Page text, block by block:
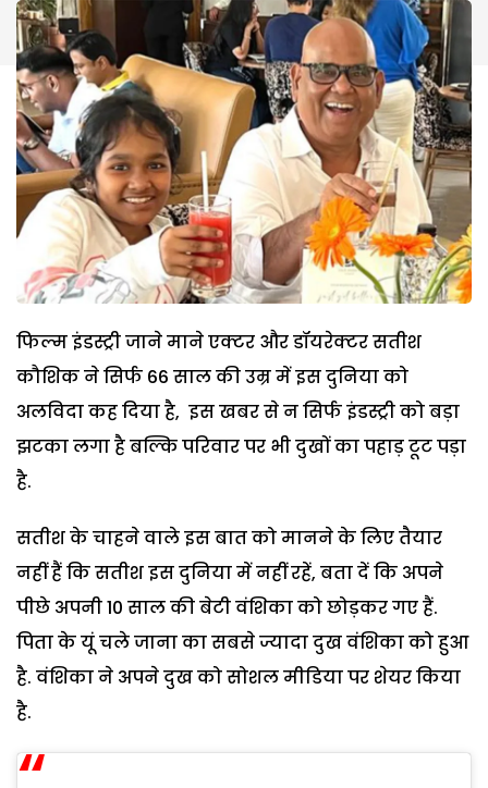
फिल्म इंडस्ट्री जाने माने एक्टर और डॉयरेक्टर सतीश
कौशिक ने सिर्फ 66 साल की उम्र में इस दुनिया को
अलविदा कह दिया है, इस खबर से न सिर्फ इंडस्ट्री को बड़ा
झटका लगा है बल्कि परिवार पर भी दुखों का पहाड़ टूट पड़ा
है.
सतीश के चाहने वाले इस बात को मानने के लिए तैयार
नहीं हैं कि सतीश इस दुनिया में नहीं रहें, बता दें कि अपने
पीछे अपनी 10 साल की बेटी वंशिका को छोड़कर गए हैं.
पिता के यूं चले जाना का सबसे ज्यादा दुख वंशिका को हुआ
है. वंशिका ने अपने दुख को सोशल मीडिया पर शेयर किया
है.